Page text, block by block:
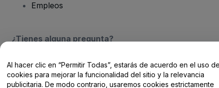
Empleos
¿Tienes alguna pregunta?
Centro de Ayuda / Contacto
Al hacer clic en “Permitir Todas”, estarás de acuerdo en el uso
cookies para mejorar la funcionalidad del sitio y la relevancia
publicitaria. De modo contrario, usaremos cookies estrictamente